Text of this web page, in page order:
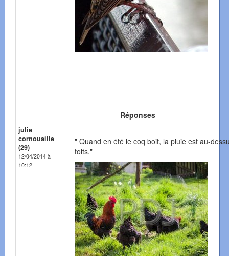
Réponses
julie
cornouaille
(29)
12/04/2014 à
10:12
" Quand en été le coq boit, la pluie est au-
toits."